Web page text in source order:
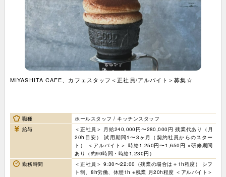
MIYASHITA CAFE、カフェスタッフ＜正社員/アルバイト＞募集☆
職種
ホールスタッフ / キッチンスタッフ
給与
＜正社員＞ 月給240,000円〜280,000円 残業代あり（月
20h目安） 試用期間1〜3ヶ月（契約社員からのスター
ト） ＜アルバイト＞ 時給1,250円〜1,650円 ※研修期間
あり（約90時間・時給1,230円）
勤務時間
＜正社員＞ 9:30〜22:00（残業の場合は＋1h程度） シフ
ト制、8h労働、休憩1h ※残業 月20h程度 ＜アルバイト＞